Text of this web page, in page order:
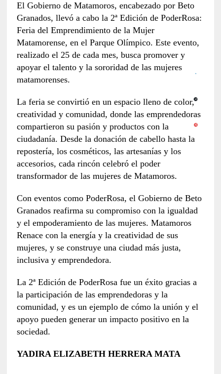
El Gobierno de Matamoros, encabezado por Beto
Granados, llevó a cabo la 2ª Edición de PoderRosa:
Feria del Emprendimiento de la Mujer
Matamorense, en el Parque Olímpico. Este evento,
realizado el 25 de cada mes, busca promover y
apoyar el talento y la sororidad de las mujeres
matamorenses.
La feria se convirtió en un espacio lleno de color,
creatividad y comunidad, donde las emprendedoras
compartieron su pasión y productos con la
ciudadanía. Desde la donación de cabello hasta la
repostería, los cosméticos, las artesanías y los
accesorios, cada rincón celebró el poder
transformador de las mujeres de Matamoros.
Con eventos como PoderRosa, el Gobierno de Beto
Granados reafirma su compromiso con la igualdad
y el empoderamiento de las mujeres. Matamoros
Renace con la energía y la creatividad de sus
mujeres, y se construye una ciudad más justa,
inclusiva y emprendedora.
La 2ª Edición de PoderRosa fue un éxito gracias a
la participación de las emprendedoras y la
comunidad, y es un ejemplo de cómo la unión y el
apoyo pueden generar un impacto positivo en la
sociedad.
YADIRA ELIZABETH HERRERA MATA